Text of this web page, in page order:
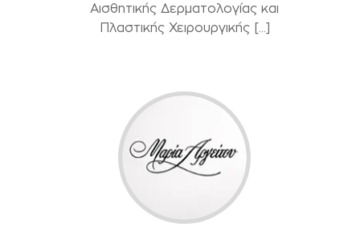
Αισθητικής Δερματολογίας και
Πλαστικής Χειρουργικής […]